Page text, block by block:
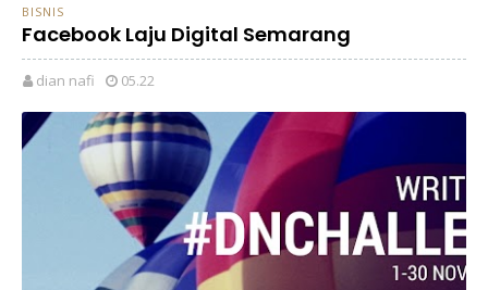
BISNIS
Facebook Laju Digital Semarang
dian nafi 05.22